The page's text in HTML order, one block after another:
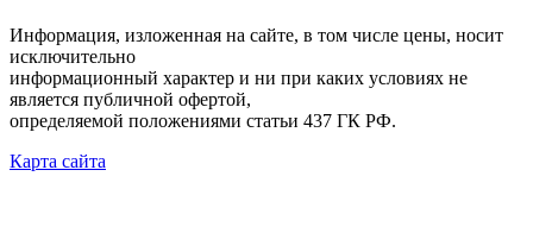
Информация, изложенная на сайте, в том числе цены, носит
исключительно
информационный характер и ни при каких условиях не
является публичной офертой,
определяемой положениями статьи 437 ГК РФ.
Карта сайта